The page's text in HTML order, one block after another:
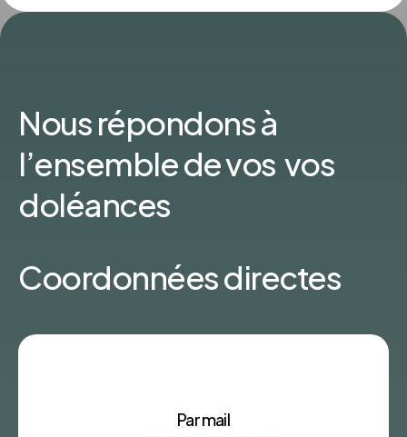
Nous répondons à
l’ensemble de vos vos
doléances
Coordonnées directes
Par mail